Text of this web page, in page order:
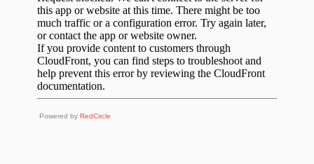
Powered by RedCircle